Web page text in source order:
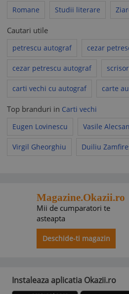
sau costul serviciului, însă
folosind formularul de contact.
motive logistice, nu putem livra
vânzătorului nu pot contraveni
În toate situațiile în care politicile
încalcă legea sau Acordul de
sau prevederileAcordului de
Romane Studii literare
Cautari utile
petrescu autograf cezar
cezar petrescu autograf
carti vechi cu autograf carte
Top branduri in Carti vechi
Eugen Lovinescu
Vasile
Virgil Gheorghiu Duiliu
Magazine.Okazii.ro
Mii de cumparatori te
asteapta
Deschide-ti magazin
Instaleaza aplicatia Okazii.ro